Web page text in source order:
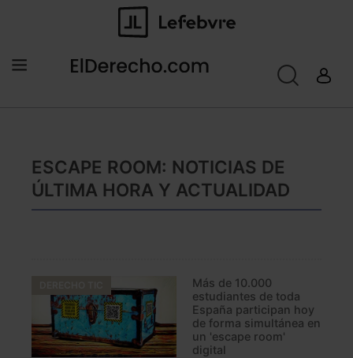
ESCAPE ROOM: NOTICIAS DE
ÚLTIMA HORA Y ACTUALIDAD
Más de 10.000
estudiantes de toda
España participan hoy
de forma simultánea en
un 'escape room'
digital